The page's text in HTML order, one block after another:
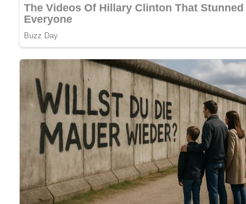
Haltbarkeit und Aufbewahrung
Reste des Leberkäses können im Kühlschrank bis zu
Pfanne erwärmen oder kalt genießen.
Küchenutensilien
Grillpfanne oder Grillgerät
Pfanne für die Spiegeleier
Kochlöffel oder Grillzange
Tipps zum Rezept